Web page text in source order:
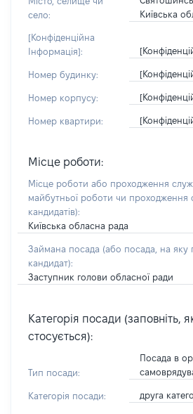
село:
Київська
[Конфіденційна
Інформація]:
Номер будинку:
Номер корпусу:
Номер квартири:
Місце роботи:
Місце роботи або проходження
майбутньої роботи чи проходження
кандидатів):
Київська обласна рада
Займана посада (або посада, на яку
кандидат):
Заступник голови обласної ради
Категорія посади (заповніть,
стосується):
Тип посади:
Посада в
Категорія посади: друга